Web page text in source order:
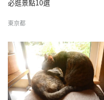
必逛景點10選
東京都